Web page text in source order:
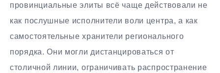
провинциальные элиты всё чаще действовали не
как послушные исполнители воли центра, а как
самостоятельные хранители регионального
порядка. Они могли дистанцироваться от
столичной линии, ограничивать распространение